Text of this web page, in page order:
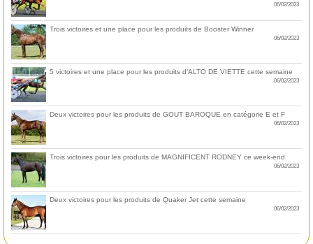
06/02/2023
Trois victoires et une place pour les produits de Booster Winner
06/02/2023
5 victoires et une place pour les produits d’ALTO DE VIETTE cette semaine
06/02/2023
Deux victoires pour les produits de GOUT BAROQUE en catégorie E et F
06/02/2023
Trois victoires pour les produits de MAGNIFICENT RODNEY ce week-end
06/02/2023
Deux victoires pour les produits de Quaker Jet cette semaine
06/02/2023